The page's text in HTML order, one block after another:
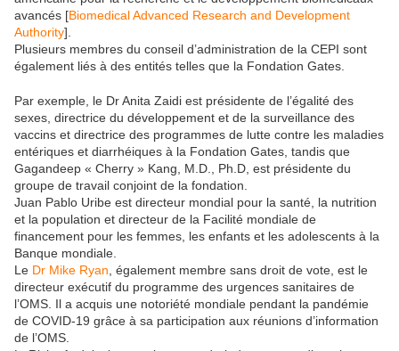
avancés [Biomedical Advanced Research and Development
Authority].
Plusieurs membres du conseil d’administration de la CEPI sont
également liés à des entités telles que la Fondation Gates.
Par exemple, le Dr Anita Zaidi est présidente de l’égalité des
sexes, directrice du développement et de la surveillance des
vaccins et directrice des programmes de lutte contre les maladies
entériques et diarrhéiques à la Fondation Gates, tandis que
Gagandeep « Cherry » Kang, M.D., Ph.D, est présidente du
groupe de travail conjoint de la fondation.
Juan Pablo Uribe est directeur mondial pour la santé, la nutrition
et la population et directeur de la Facilité mondiale de
financement pour les femmes, les enfants et les adolescents à la
Banque mondiale.
Le Dr Mike Ryan , également membre sans droit de vote, est le
directeur exécutif du programme des urgences sanitaires de
l’OMS. Il a acquis une notoriété mondiale pendant la pandémie
de COVID-19 grâce à sa participation aux réunions d’information
de l’OMS.